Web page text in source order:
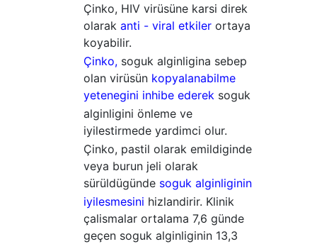
Çinko, HIV virüsüne karsi direk
olarak anti - viral etkiler ortaya
koyabilir.
Çinko, soguk alginligina sebep
olan virüsün kopyalanabilme
yetenegini inhibe ederek soguk
alginligini önleme ve
iyilestirmede yardimci olur.
Çinko, pastil olarak emildiginde
veya burun jeli olarak
sürüldügünde soguk alginliginin
iyilesmesini hizlandirir. Klinik
çalismalar ortalama 7,6 günde
geçen soguk alginliginin 13,3